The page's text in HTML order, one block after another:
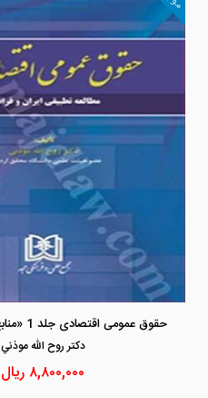
دكتر روح الله موذني
۸,۸۰۰,۰۰۰ ریال